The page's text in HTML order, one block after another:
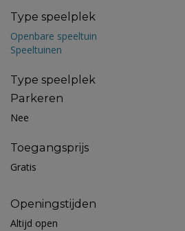
Type speelplek
Openbare speeltuin
Speeltuinen
Type speelplek
Parkeren
Nee
Toegangsprijs
Gratis
Openingstijden
Altijd open